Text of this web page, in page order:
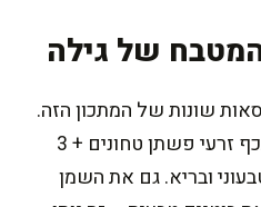
של גילה
שונות של המתכון הזה.
למשל, להחליף את הביצה בכף זרעי פשתן טחונים + 3
ובריא. גם את השמן